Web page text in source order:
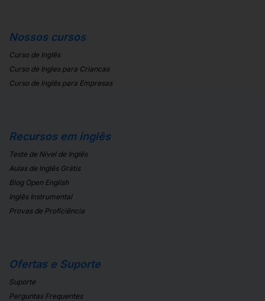
Nossos cursos
Curso de Inglês
Curso de Ingles para Criancas
Curso de Inglês para Empresas
Recursos em inglês
Teste de Nivel de Inglês
Aulas de Inglês Grátis
Blog Open English
Inglês Instrumental
Provas de Proficiência
Ofertas e Suporte
Suporte
Perguntas Frequentes